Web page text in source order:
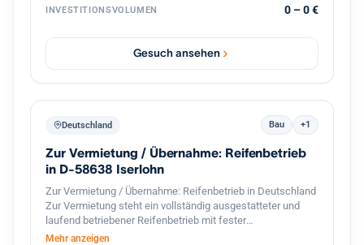
von rund 1 500 Mitarbeitern und einem Netzwerk von
das Haus seinen Kunden eine flächendeckende,
persönliche Betreuung vor Ort gewährleisten, wodurch das
Institut besonders gut in den dortigen Wirtschaftsraum
INVESTITIONSVOLUMEN 0 – 0 €
Gesuch ansehen
Deutschland Bau +1
Zur Vermietung / Übernahme: Reifenbetrieb
in D-58638 Iserlohn
Zur Vermietung / Übernahme: Reifenbetrieb in Deutschland
Zur Vermietung steht ein vollständig ausgestatteter und
laufend betriebener Reifenbetrieb mit fester
Kundenstruktur und etabliertem Geschäftsbetrieb. Der
Mehr anzeigen